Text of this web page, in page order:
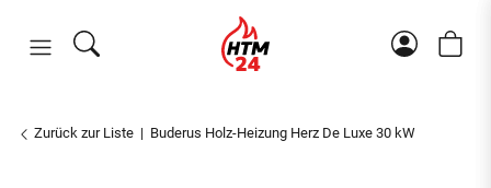
Zurück zur Liste Buderus Holz-Heizung Herz De Luxe 30 kW